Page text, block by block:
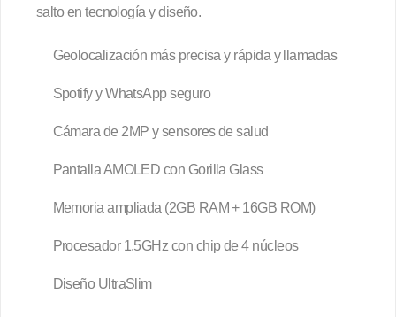
salto en tecnología y diseño.
Geolocalización más precisa y rápida y llamadas
Spotify y WhatsApp seguro
Cámara de 2MP y sensores de salud
Pantalla AMOLED con Gorilla Glass
Memoria ampliada (2GB RAM + 16GB ROM)
Procesador 1.5GHz con chip de 4 núcleos
Diseño UltraSlim